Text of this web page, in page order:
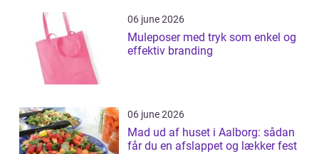
06 june 2026
Muleposer med tryk som enkel og
effektiv branding
06 june 2026
Mad ud af huset i Aalborg: sådan
får du en afslappet og lækker fest